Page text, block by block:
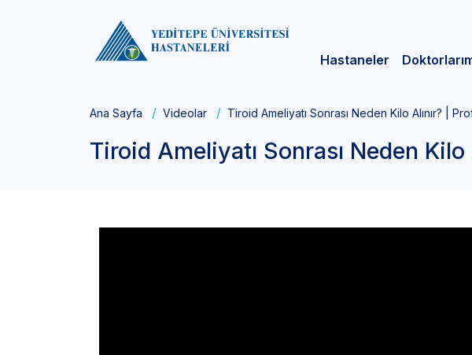
Hastaneler
Ana Sayfa Videolar Tiroid Ameliyatı Sonrası Neden Kilo Alınır? |
Tiroid Ameliyatı Sonrası Neden